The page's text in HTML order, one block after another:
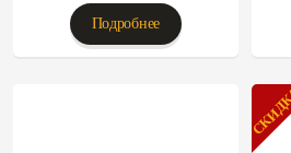
Подробнее